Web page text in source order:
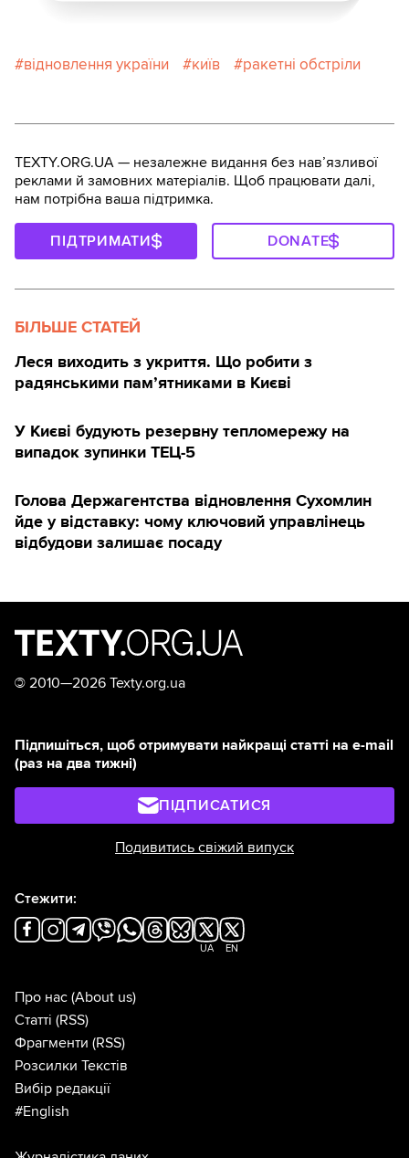
відновлення україни київ ракетні обстріли
TEXTY.ORG.UA — незалежне видання без навʼязливої
реклами й замовних матеріалів. Щоб працювати далі,
нам потрібна ваша підтримка.
ПІДТРИМАТИ DONATE
БІЛЬШЕ СТАТЕЙ
Леся виходить з укриття. Що робити з
радянськими памʼятниками в Києві
У Києві будують ️резервну тепломережу на
випадок зупинки ТЕЦ-5
Голова Держагентства відновлення Сухомлин
йде у відставку: чому ключовий управлінець
відбудови залишає посаду
© 2010—2026 Texty.org.ua
Підпишіться, щоб отримувати найкращі статті на e-mail
(раз на два тижні)
ПІДПИСАТИСЯ
Подивитись свіжий випуск
Стежити:
UA EN
Про нас (About us)
Статті (RSS)
Фрагменти (RSS)
Розсилки Текстів
Вибір редакції
#English